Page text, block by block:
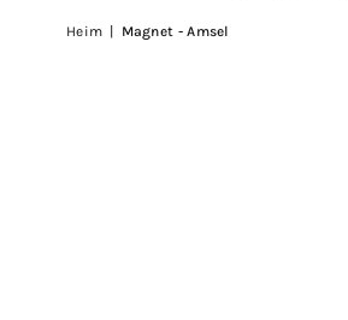
Heim Magnet - Amsel